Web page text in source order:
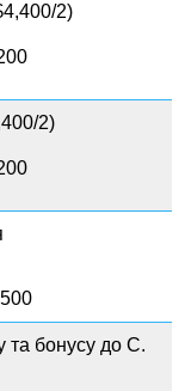
2)
2)
та бонусу до C.